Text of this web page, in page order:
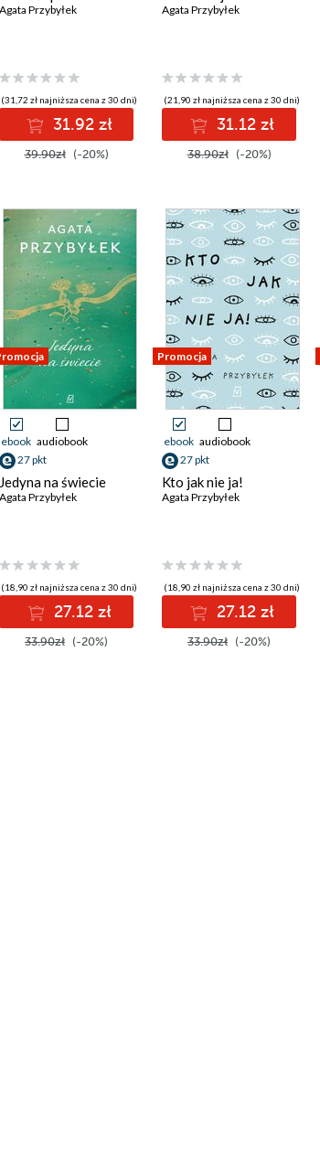
Agata Przybyłek
(31,72 zł najniższa cena z 30 dni)
31.92 zł
39.90zł (-20%)
Agata Przybyłek
(21,90 zł najniższa cena z 30 dni)
31.12 zł
38.90zł (-20%)
ebook audiobook
27 pkt
Jedyna na świecie
Agata Przybyłek
(18,90 zł najniższa cena z 30 dni)
27.12 zł
33.90zł (-20%)
Promocja
ebook audiobook
27 pkt
Kto jak nie ja!
Agata Przybyłek
(18,90 zł najniższa cena z 30 dni)
27.12 zł
33.90zł (-20%)